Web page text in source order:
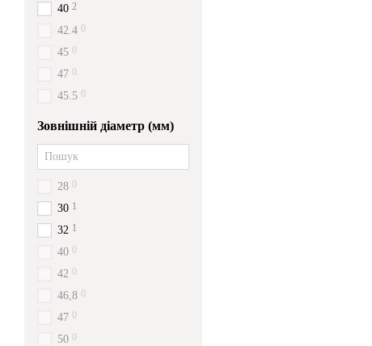
40 2
42.4 0
45 0
47 0
45.5 0
Зовнішній діаметр (мм)
28 0
30 1
32 1
40 0
42 0
46,8 0
47 0
50 0